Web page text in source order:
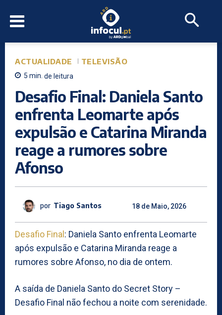
ACTUALIDADE TELEVISÃO
5 min. de leitura
Desafio Final: Daniela Santo
enfrenta Leomarte após
expulsão e Catarina Miranda
reage a rumores sobre
Afonso
por Tiago Santos 18 de Maio, 2026
Desafio Final : Daniela Santo enfrenta Leomarte
após expulsão e Catarina Miranda reage a
rumores sobre Afonso, no dia de ontem.
A saída de Daniela Santo do Secret Story –
Desafio Final não fechou a noite com serenidade.